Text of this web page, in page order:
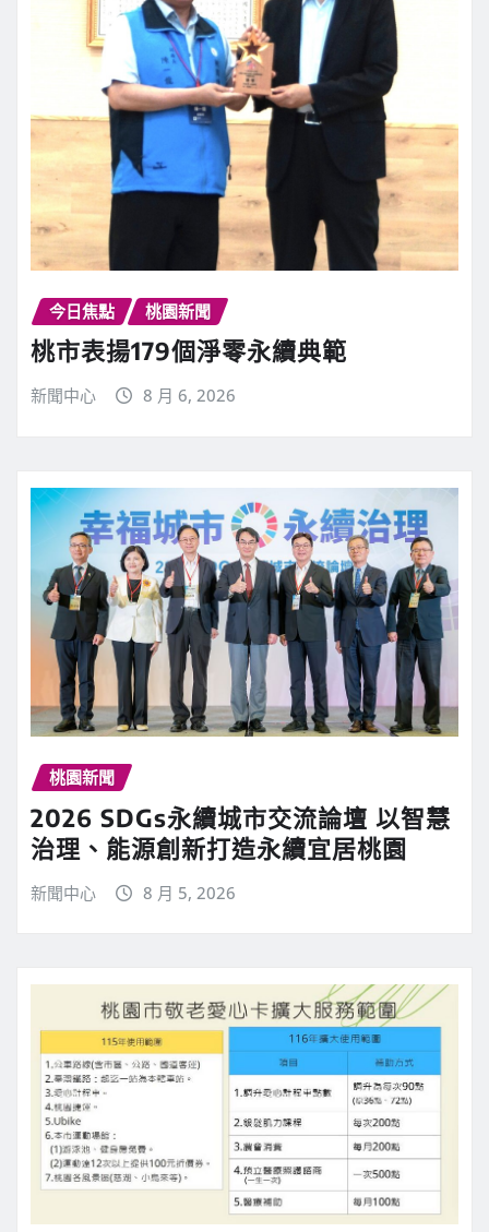
今日焦點 桃園新聞
桃市表揚179個淨零永續典範
新聞中心 8 月 6, 2026
桃園新聞
2026 SDGs永續城市交流論壇 以智慧
治理、能源創新打造永續宜居桃園
新聞中心 8 月 5, 2026